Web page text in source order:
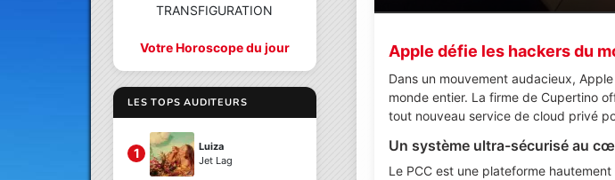
TRANSFIGURATION
Votre Horoscope du jour
LES TOPS AUDITEURS
1
Luiza
Jet Lag
Apple défie les hackers du
Dans un mouvement audacieux,
monde entier. La firme de Cupertino
tout nouveau service de cloud privé
Un système ultra-sécurisé au
Le PCC est une plateforme